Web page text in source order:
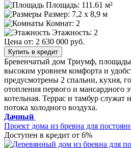
Площадь: 111.61 м²
Размер: 7,2 х 8,9 м
Комнат: 2
Этажность: 2
Цена от: 2 630 000 руб.
Купить в кредит
Бревенчатый дом Триумф,
высоким уровнем комфорта и
предусмотрены 2 спальни, кухня,
отопления первого и мансардного
котельная. Террас и тамбур служат
потока холодного воздуха.
Дачный
Проект дома из бревна для
Доступен в кредит от 6%